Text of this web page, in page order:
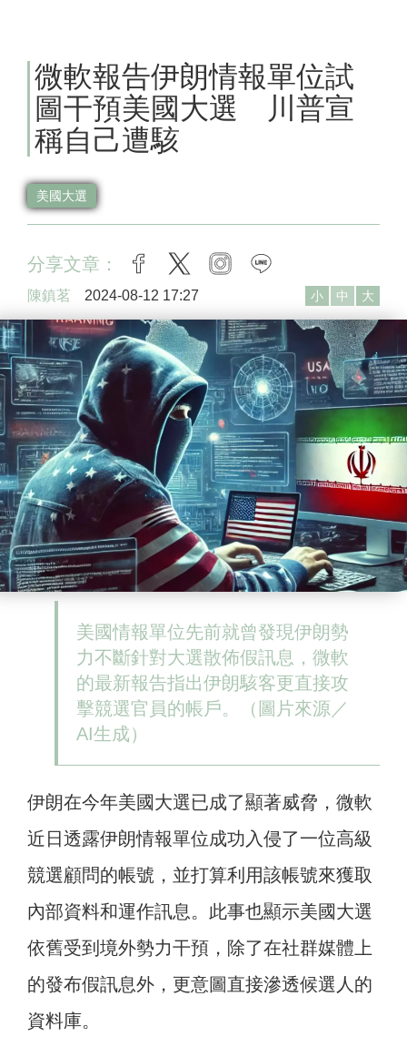
微軟報告伊朗情報單位試
圖干預美國大選 川普宣
稱自己遭駭
美國大選
分享文章： facebook
twitter instagram
陳鎮茗 2024-08-12 17:27 小 中 大
美國情報單位先前就曾發現伊朗勢
力不斷針對大選散佈假訊息，微軟
的最新報告指出伊朗駭客更直接攻
擊競選官員的帳戶。（圖片來源／
AI生成）
伊朗在今年美國大選已成了顯著威脅，微軟
近日透露伊朗情報單位成功入侵了一位高級
競選顧問的帳號，並打算利用該帳號來獲取
內部資料和運作訊息。此事也顯示美國大選
依舊受到境外勢力干預，除了在社群媒體上
的發布假訊息外，更意圖直接滲透候選人的
資料庫。